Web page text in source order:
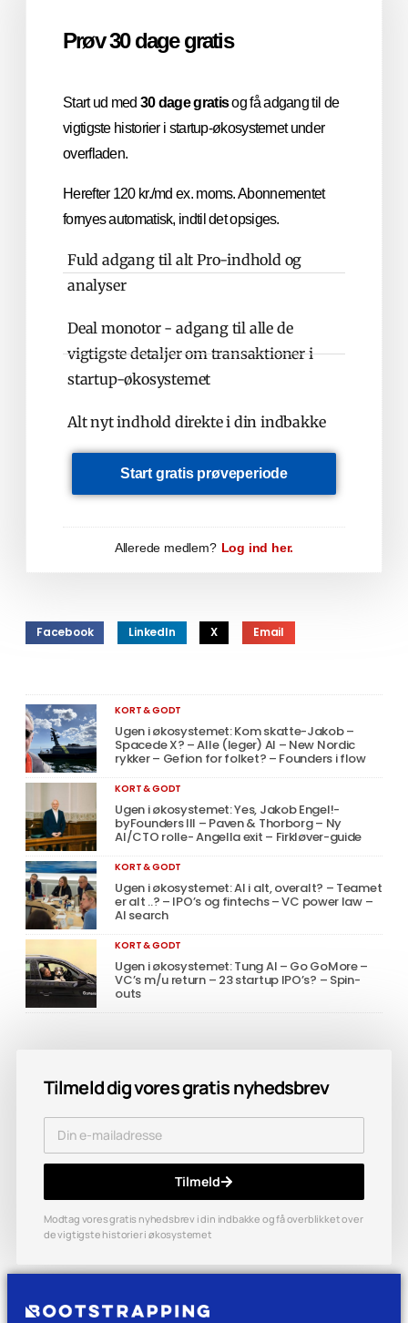
Prøv 30 dage gratis
Start ud med 30 dage gratisog få adgang til de
vigtigste historier i startup-økosystemet under
overfladen.
Herefter 120 kr./md ex. moms. Abonnementet
fornyes automatisk, indtil det opsiges.
Fuld adgang til alt Pro-indhold og
analyser
Deal monotor - adgang til alle de
vigtigste detaljer om transaktioner i
startup-økosystemet
Alt nyt indhold direkte i din indbakke
Start gratis prøveperiode
Allerede medlem? Log ind her.
Facebook LinkedIn X Email
KORT & GODT
Ugen i økosystemet: Kom skatte-Jakob –
Spacede X? – Alle (leger) AI – New Nordic
rykker – Gefion for folket? – Founders i flow
KORT & GODT
Ugen i økosystemet: Yes, Jakob Engel!-
byFounders III – Paven & Thorborg – Ny
AI/CTO rolle- Angella exit – Firkløver-guide
KORT & GODT
Ugen i økosystemet: AI i alt, overalt? – Teamet
er alt ..? – IPO’s og fintechs – VC power law –
AI search
KORT & GODT
Ugen i økosystemet: Tung AI – Go GoMore –
VC’s m/u return – 23 startup IPO’s? – Spin-
outs
Tilmeld dig vores gratis nyhedsbrev
Tilmeld
Modtag vores gratis nyhedsbrev i din indbakke og få overblikket over
de vigtigste historier i økosystemet